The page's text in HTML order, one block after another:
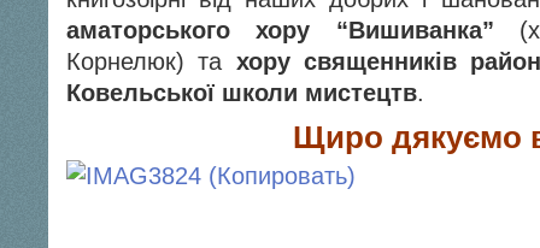
аматорського хору “Вишиванка”
Корнелюк) та хору священників
Ковельської школи мистецтв.
Щиро дякуємо